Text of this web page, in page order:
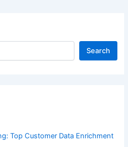
Search
Top Customer Data Enrichment